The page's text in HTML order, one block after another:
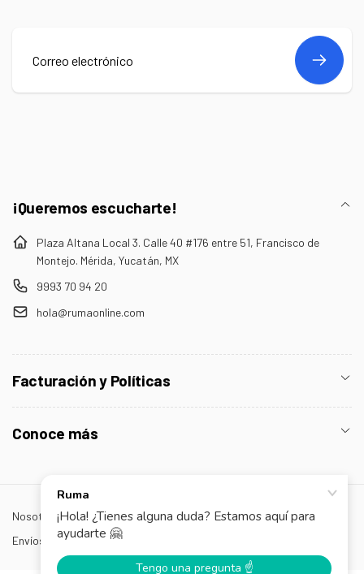
Correo
¡Queremos escucharte!
Plaza Altana Local 3. Calle 40 #176 entre 51, Francisco de
Montejo. Mérida, Yucatán, MX
9993 70 94 20
hola@rumaonline.com
Facturación y Políticas
Conoce más
Nosotros
¡Contáctanos!
Envíos